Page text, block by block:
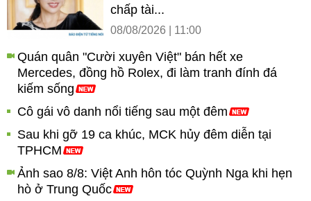
chấp tài...
08/08/2026 | 11:00
Quán quân "Cười xuyên Việt" bán hết xe
Mercedes, đồng hồ Rolex, đi làm tranh đính đá
kiếm sống
Cô gái vô danh nổi tiếng sau một đêm
Sau khi gỡ 19 ca khúc, MCK hủy đêm diễn tại
TPHCM
Ảnh sao 8/8: Việt Anh hôn tóc Quỳnh Nga khi hẹn
hò ở Trung Quốc